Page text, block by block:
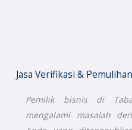
Jasa Verifikasi &
Pemilik bisnis di
mengalami masalah